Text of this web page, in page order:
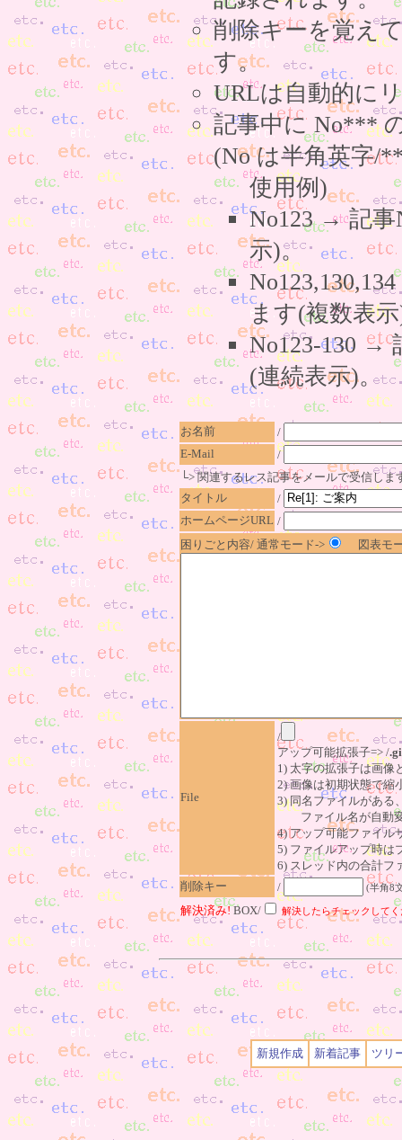
削除キーを覚え
す。
URLは自動的に
記事中に No***
(No は半角英字/
使用例)
No123 → 記事
示)。
ます(複数表
No123-130 →
(連続表示)。
お名前
/
E-Mail
/
└> 関連するレス記事をメールで受信しま
タイトル
/
ホームページURL /
困りごと内容/ 通常モード->
図表モ
File
/
アップ可能拡張子=> /
1) 太字の拡張子は画像
2) 画像は初期状態で縮
3) 同名ファイルがある
ファイル名が自動
4) アップ可能ファイル
5) ファイルアップ時は
6) スレッド内の合計
削除キー
/ (半角8
解決済み!BOX/ 解決したらチェックして
新規作成 新着記事 ツリ